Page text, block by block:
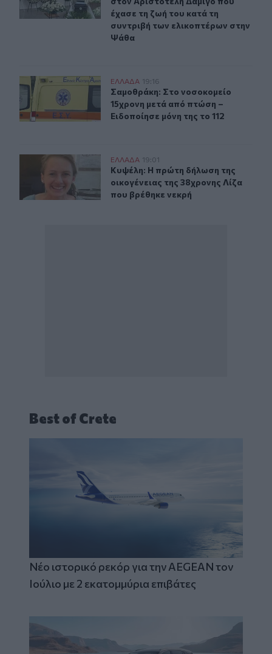
έχασε τη ζωή του κατά τη
συντριβή των ελικοπτέρων στην
Ψάθα
Σαμοθράκη: Στο νοσοκομείο 15χρονη μετά από πτώση –
ΕΛΛAΔΑ 19:16
Σαμοθράκη: Στο νοσοκομείο
Σαμοθράκη: Στο νοσοκομείο
15χρονη μετά από πτώση –
Ειδοποίησε μόνη της το 112
Κυψέλη: Η πρώτη δήλωση της οικογένειας της
ΕΛΛAΔΑ 19:01
Κυψέλη: Η πρώτη δήλωση της
Κυψέλη: Η πρώτη δήλωση της
οικογένειας της 38χρονης Λίζα
που βρέθηκε νεκρή
Best of Crete
Νέο ιστορικό ρεκόρ για την AEGEAN τον
Ιούλιο με 2 εκατομμύρια επιβάτες